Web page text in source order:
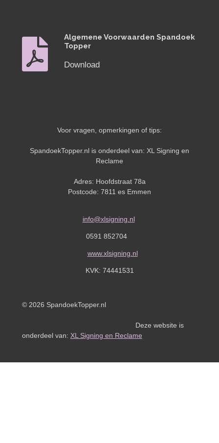
Algemene Voorwaarden Spandoek
Topper
Download
Voor vragen, opmerkingen of tips:
SpandoekTopper.nl is onderdeel van: XL Signing en
Reclame
Adres: Hoofdstraat 78a
Postcode: 7811 es Emmen
info@xlsigning.nl
0591 852704
www.xlsigning.nl
KVK: 74441531
© 2026 SpandoekTopper.nl
Deze website is
onderdeel van: XL Signing en Reclame